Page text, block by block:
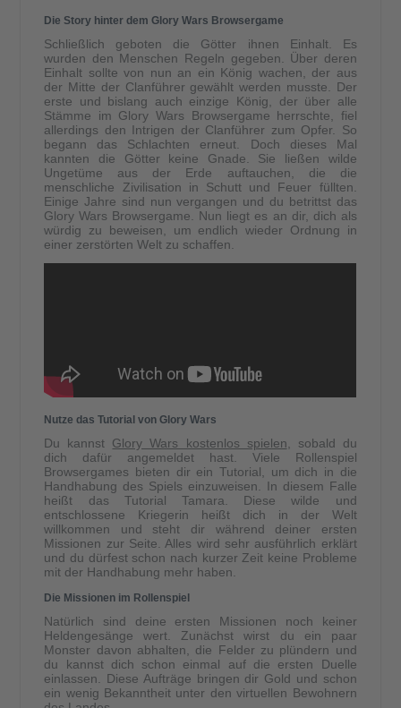
Die Story hinter dem Glory Wars Browsergame
Schließlich geboten die Götter ihnen Einhalt. Es
wurden den Menschen Regeln gegeben. Über deren
Einhalt sollte von nun an ein König wachen, der aus
der Mitte der Clanführer gewählt werden musste. Der
erste und bislang auch einzige König, der über alle
Stämme im Glory Wars Browsergame herrschte, fiel
allerdings den Intrigen der Clanführer zum Opfer. So
begann das Schlachten erneut. Doch dieses Mal
kannten die Götter keine Gnade. Sie ließen wilde
Ungetüme aus der Erde auftauchen, die die
menschliche Zivilisation in Schutt und Feuer füllten.
Einige Jahre sind nun vergangen und du betrittst das
Glory Wars Browsergame. Nun liegt es an dir, dich als
würdig zu beweisen, um endlich wieder Ordnung in
einer zerstörten Welt zu schaffen.
Nutze das Tutorial von Glory Wars
Du kannst Glory Wars kostenlos spielen, sobald du
dich dafür angemeldet hast. Viele Rollenspiel
Browsergames bieten dir ein Tutorial, um dich in die
Handhabung des Spiels einzuweisen. In diesem Falle
heißt das Tutorial Tamara. Diese wilde und
entschlossene Kriegerin heißt dich in der Welt
willkommen und steht dir während deiner ersten
Missionen zur Seite. Alles wird sehr ausführlich erklärt
und du dürfest schon nach kurzer Zeit keine Probleme
mit der Handhabung mehr haben.
Die Missionen im Rollenspiel
Natürlich sind deine ersten Missionen noch keiner
Heldengesänge wert. Zunächst wirst du ein paar
Monster davon abhalten, die Felder zu plündern und
du kannst dich schon einmal auf die ersten Duelle
einlassen. Diese Aufträge bringen dir Gold und schon
ein wenig Bekanntheit unter den virtuellen Bewohnern